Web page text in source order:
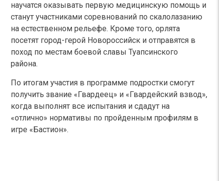
научатся оказывать первую медицинскую помощь и
станут участниками соревнований по скалолазанию
на естественном рельефе. Кроме того, орлята
посетят город-герой Новороссийск и отправятся в
поход по местам боевой славы Туапсинского
района.
По итогам участия в программе подростки смогут
получить звание «Гвардеец» и «Гвардейский взвод»,
когда выполнят все испытания и сдадут на
«отлично» нормативы по пройденным профилям в
игре «Бастион».